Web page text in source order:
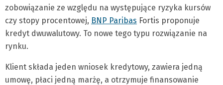
zobowiązanie ze względu na występujące ryzyka kursów
czy stopy procentowej, BNP Paribas Fortis proponuje
kredyt dwuwalutowy. To nowe tego typu rozwiązanie na
rynku.
Klient składa jeden wniosek kredytowy, zawiera jedną
umowę, płaci jedną marżę, a otrzymuje finansowanie